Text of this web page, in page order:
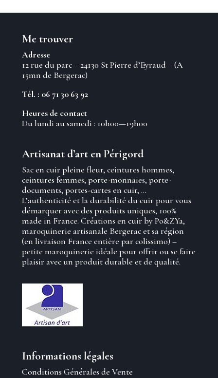
Me trouver
Adresse
12 rue du parc – 24130 St Pierre d’Eyraud – (A
15mn de Bergerac)
Tél. : 06 71 30 63 92
Heures de contact
Du lundi au samedi : 10h00—19h00
Artisanat d’art en Périgord
Sac en cuir pleine fleur, ceintures hommes,
ceintures femmes, porte-monnaies, porte-
documents, portes-cartes en cuir, …
L’authenticité et la durabilité du cuir pour vous
démarquer avec des produits uniques, 100%
made in France. Créations en cuir by Po&ZYa,
maroquinerie artisanale Bergerac et sa région
(en livraison France entière par colissimo) –
petite maroquinerie idéale pour offrir ou se faire
plaisir avec un produit durable et de qualité.
Informations légales
Conditions Générales de Vente